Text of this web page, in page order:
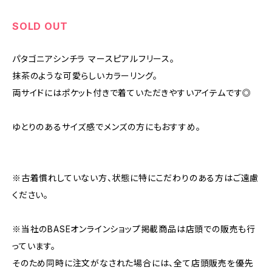
SOLD OUT
パタゴニアシンチラ マースピアルフリース。
抹茶のような可愛らしいカラーリング。
両サイドにはポケット付きで着ていただきやすいアイテムです◎
ゆとりのあるサイズ感でメンズの方にもおすすめ。
※古着慣れしていない方、状態に特にこだわりのある方はご遠慮
ください。
※当社のBASEオンラインショップ掲載商品は店頭での販売も行
っています。
そのため同時に注文がなされた場合には、全て店頭販売を優先